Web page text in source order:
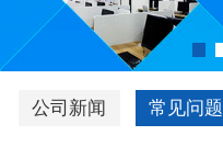
公司新闻 常见问题